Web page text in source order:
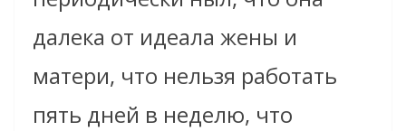
далека от идеала жены и
матери, что нельзя работать
пять дней в неделю, что